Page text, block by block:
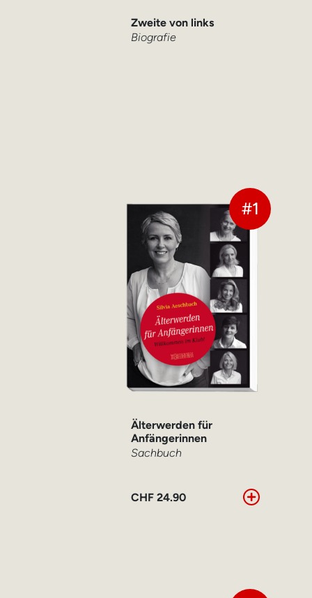
Zweite von links
Biografie
#1
Älterwerden für
Anfängerinnen
Sachbuch
CHF 24.90